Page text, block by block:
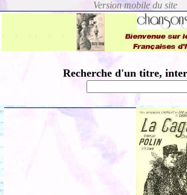
Recherche d'un titre,